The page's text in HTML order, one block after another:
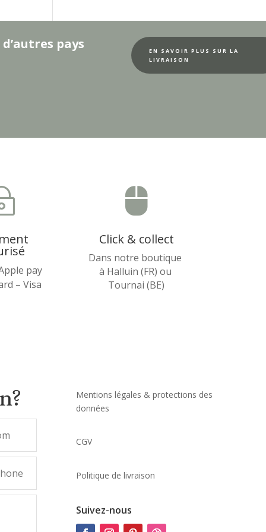
pays
EN SAVOIR PLUS SUR LA
LIVRAISON
pay
– Visa

Click & collect
Dans notre boutique
à Halluin (FR) ou
Tournai (BE)
Mentions légales & protections des
données
CGV
Politique de livraison
Suivez-nous